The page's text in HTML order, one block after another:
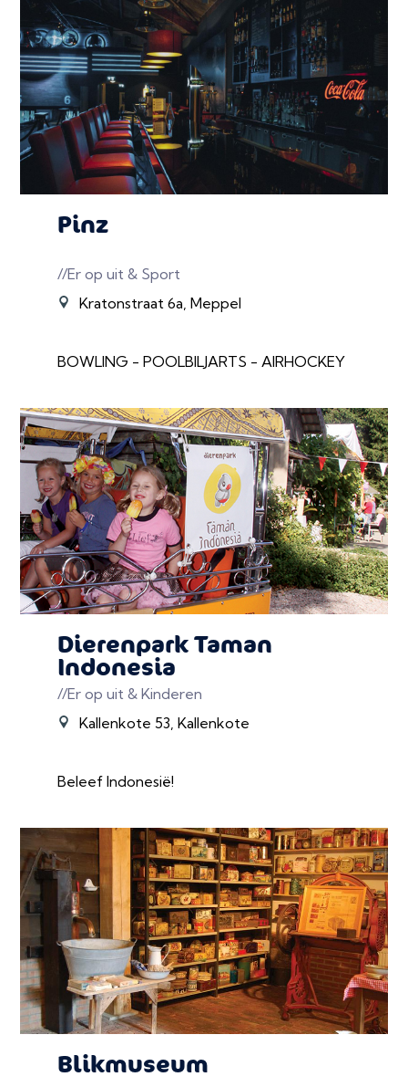
Pinz
//Er op uit & Sport
Kratonstraat 6a, Meppel
BOWLING - POOLBILJARTS - AIRHOCKEY
Dierenpark Taman
Indonesia
//Er op uit & Kinderen
Kallenkote 53, Kallenkote
Beleef Indonesië!
Blikmuseum